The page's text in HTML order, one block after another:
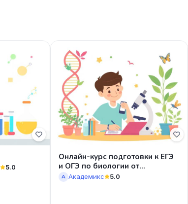
5.0
Онлайн-курс подготовки к ЕГЭ
и ОГЭ по биологии от
Академикс
А Академикс 5.0